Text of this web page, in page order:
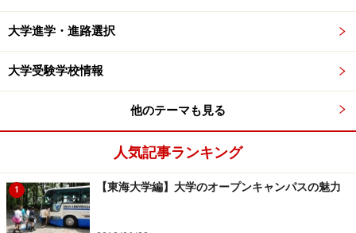
一夜漬け型の勉強では学習効果が半減、復
習は「分散効果」で
テスト勉強の開始時期を早めた方がよい理由は、エビン
グハウスというドイツの心理学者が行った有名な実験も
参考になるでしょう。「無意味綴り」と呼ばれる単語を
ていくかを調べた実験です。一度覚えたことも時間とと
もに忘れてしまい、それは、時間が経てば経つほど復習
が大変になることを示しています。
大学進学・進路選択
大学受験学校情報
他のテーマも見る
人気記事ランキング
1 【東海大学編】大学のオープンキャンパスの魅力